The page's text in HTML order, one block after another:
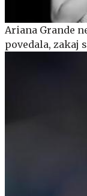
Ariana Grande
povedala, zakaj